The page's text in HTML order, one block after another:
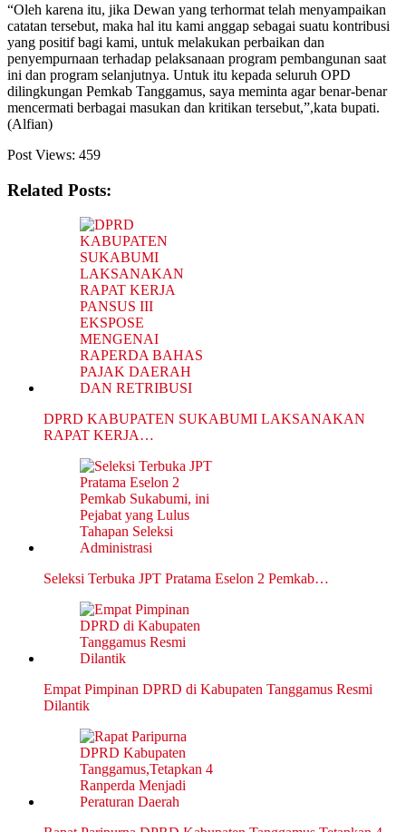
“Oleh karena itu, jika Dewan yang terhormat telah menyampaikan
catatan tersebut, maka hal itu kami anggap sebagai suatu kontribusi
yang positif bagi kami, untuk melakukan perbaikan dan
penyempurnaan terhadap pelaksanaan program pembangunan saat
ini dan program selanjutnya. Untuk itu kepada seluruh OPD
dilingkungan Pemkab Tanggamus, saya meminta agar benar-benar
mencermati berbagai masukan dan kritikan tersebut,”,kata bupati.
(Alfian)
Post Views: 459
Related Posts:
DPRD KABUPATEN SUKABUMI LAKSANAKAN
RAPAT KERJA…
Seleksi Terbuka JPT Pratama Eselon 2 Pemkab…
Empat Pimpinan DPRD di Kabupaten Tanggamus Resmi
Dilantik